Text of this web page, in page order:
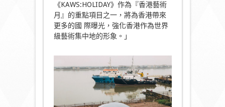
《KAWS:HOLIDAY》作為『香港藝術
月』的重點項目之一，將為香港帶來
更多的國 際曝光，強化香港作為世界
級藝術集中地的形象。」